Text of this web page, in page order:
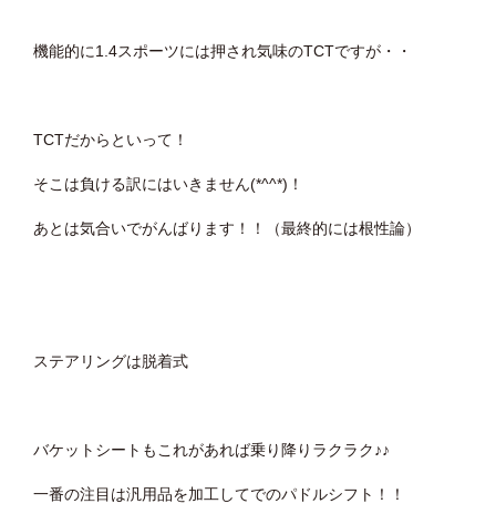
機能的に1.4スポーツには押され気味のTCTですが・・
TCTだからといって！
そこは負ける訳にはいきません(*^^*)！
あとは気合いでがんばります！！（最終的には根性論）
ステアリングは脱着式
バケットシートもこれがあれば乗り降りラクラク♪♪
一番の注目は汎用品を加工してでのパドルシフト！！